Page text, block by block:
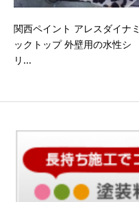
関西ペイント アレスダイナミ
ックトップ 外壁用の水性シ
リ...